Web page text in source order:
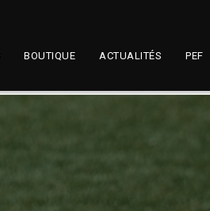
BOUTIQUE ACTUALITÉS PEF